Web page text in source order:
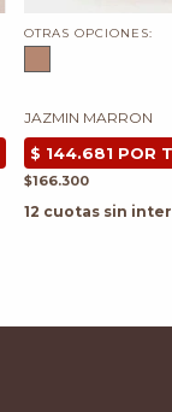
OTRAS OPCIONES:
JAZMIN MARRON
$166.300
12 cuotas sin